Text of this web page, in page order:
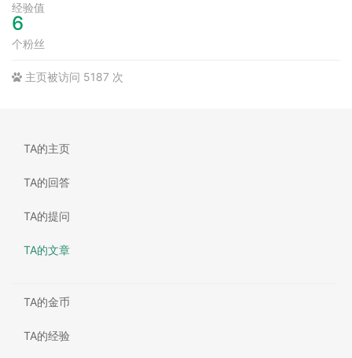
经验值
6
个粉丝
主页被访问 5187 次
TA的主页
TA的回答
TA的提问
TA的文章
TA的金币
TA的经验